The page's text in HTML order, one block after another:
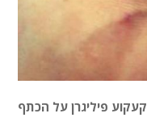
קעקוע פיליגרן על הכתף